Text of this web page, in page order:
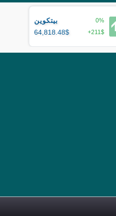
بيتكوين 0%
64,818.48$ +211$